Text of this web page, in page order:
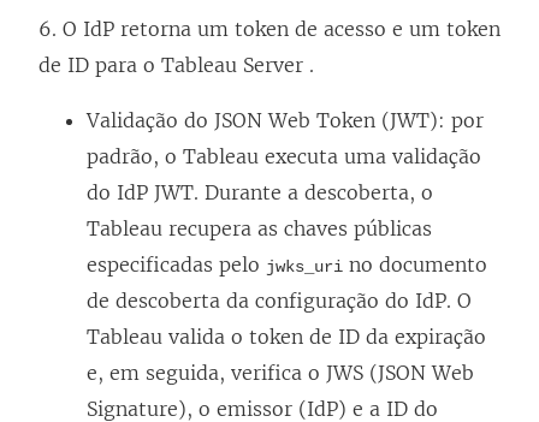
6. O IdP retorna um token de acesso e um token
de ID para o Tableau Server .
Validação do JSON Web Token (JWT): por
padrão, o Tableau executa uma validação
do IdP JWT. Durante a descoberta, o
Tableau recupera as chaves públicas
especificadas pelo jwks_uri no documento
de descoberta da configuração do IdP. O
Tableau valida o token de ID da expiração
e, em seguida, verifica o JWS (JSON Web
Signature), o emissor (IdP) e a ID do